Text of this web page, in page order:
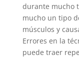
durante mucho
mucho un tipo
músculos y
Errores en la
puede traer